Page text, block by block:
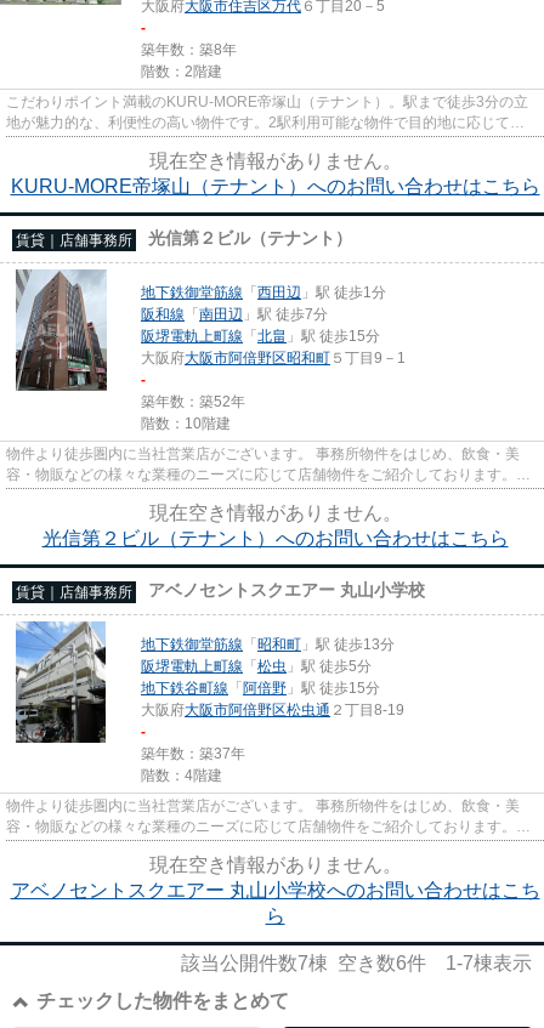
大阪府大阪市住吉区万代 ６丁目20－5
-
築年数：築8年
階数：2階建
こだわりポイント満載のKURU-MORE帝塚山（テナント）。駅まで徒歩3分の立
地が魅力的な、利便性の高い物件です。2駅利用可能な物件で目的地に応じて路
線を選ぶことができます。こちらの...
現在空き情報がありません。
KURU-MORE帝塚山（テナント）へのお問い合わせはこちら
賃貸｜店舗事務所 光信第２ビル（テナント）
地下鉄御堂筋線 「西田辺 」駅 徒歩1分
阪和線 「南田辺 」駅 徒歩7分
阪堺電軌上町線 「北畠 」駅 徒歩15分
大阪府大阪市阿倍野区昭和町 ５丁目9－1
-
築年数：築52年
階数：10階建
物件より徒歩圏内に当社営業店がございます。 事務所物件をはじめ、飲食・美
容・物販などの様々な業種のニーズに応じて店舗物件をご紹介しております。
尚、弊社ではおとり広告は一切...
現在空き情報がありません。
光信第２ビル（テナント）へのお問い合わせはこちら
賃貸｜店舗事務所 アベノセントスクエアー 丸山小学校
地下鉄御堂筋線 「昭和町 」駅 徒歩13分
阪堺電軌上町線 「松虫 」駅 徒歩5分
地下鉄谷町線 「阿倍野 」駅 徒歩15分
大阪府大阪市阿倍野区松虫通 ２丁目8-19
-
築年数：築37年
階数：4階建
物件より徒歩圏内に当社営業店がございます。 事務所物件をはじめ、飲食・美
容・物販などの様々な業種のニーズに応じて店舗物件をご紹介しております。
尚、弊社ではおとり広告は一切...
現在空き情報がありません。
アベノセントスクエアー 丸山小学校へのお問い合わせはこち
ら
該当公開件数7棟 空き数6件 1-7棟表示
チェックした物件をまとめて